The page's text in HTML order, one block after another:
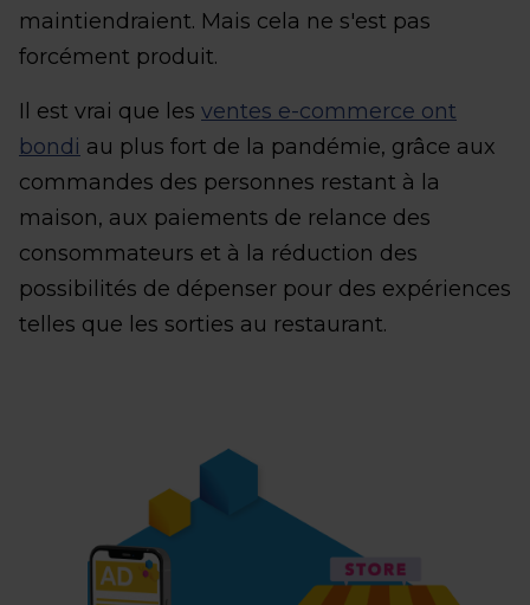
maintiendraient. Mais cela ne s'est pas
forcément produit.
Il est vrai que les ventes e-commerce ont
bondi au plus fort de la pandémie, grâce aux
commandes des personnes restant à la
maison, aux paiements de relance des
consommateurs et à la réduction des
possibilités de dépenser pour des expériences
telles que les sorties au restaurant.